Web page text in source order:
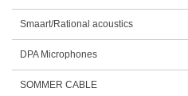
Smaart/Rational acoustics
DPA Microphones
SOMMER CABLE